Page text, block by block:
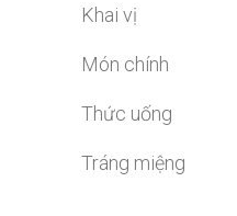
Khai vị
Món chính
Thức uống
Tráng miệng